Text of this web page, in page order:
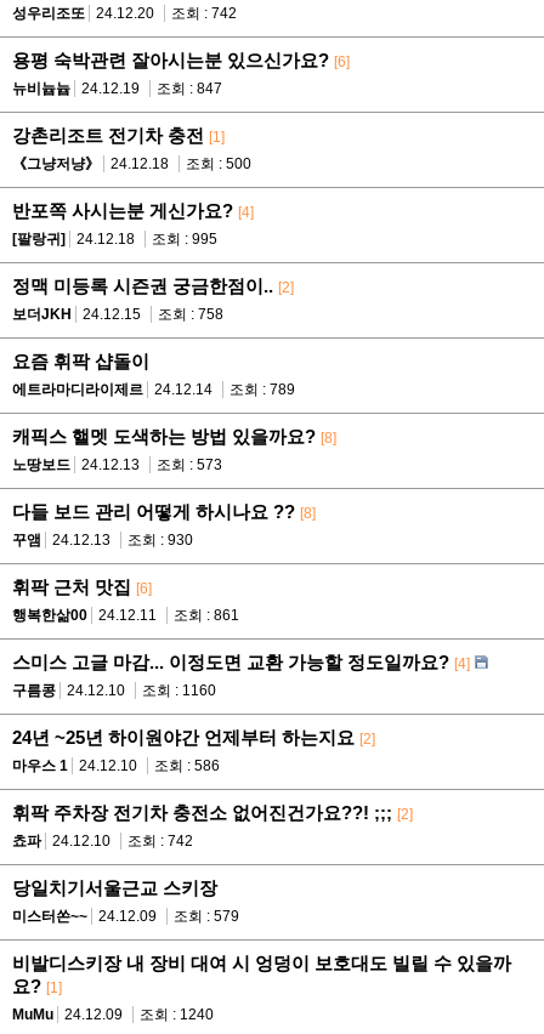
성우리조또
24.12.20 조회 : 742
용평 숙박관련 잘아시는분 있으신가요? [6]
뉴비늅늅
24.12.19 조회 : 847
강촌리조트 전기차 충전 [1]
《그냥저냥》
24.12.18 조회 : 500
반포쪽 사시는분 게신가요? [4]
[팔랑귀]
24.12.18 조회 : 995
정맥 미등록 시즌권 궁금한점이.. [2]
보더JKH
24.12.15 조회 : 758
요즘 휘팍 샵돌이
에트라마디라이제르 24.12.14 조회 : 789
캐픽스 핼멧 도색하는 방법 있을까요? [8]
노땅보드
24.12.13 조회 : 573
다들 보드 관리 어떻게 하시나요 ?? [8]
꾸앰
24.12.13 조회 : 930
휘팍 근처 맛집 [6]
행복한삶00
24.12.11 조회 : 861
스미스 고글 마감... 이정도면 교환 가능할 정도일까요? [4]
구름콩
24.12.10 조회 : 1160
24년 ~25년 하이원야간 언제부터 하는지요 [2]
마우스 1
24.12.10 조회 : 586
휘팍 주차장 전기차 충전소 없어진건가요??! ;;; [2]
쵸파
24.12.10 조회 : 742
당일치기서울근교 스키장
미스터쏜~~ 24.12.09 조회 : 579
비발디스키장 내 장비 대여 시 엉덩이 보호대도 빌릴 수 있을까
요? [1]
MuMu
24.12.09 조회 : 1240